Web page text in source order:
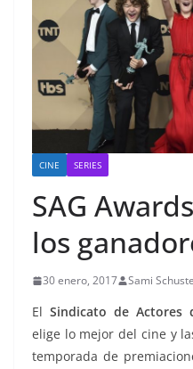
CINE SERIES
SAG
los
30 enero, 2017 Sami
El Sindicato de Actores
elige lo mejor del cine y
temporada de